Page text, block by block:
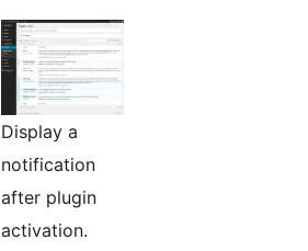
Display a
notification
after plugin
activation.